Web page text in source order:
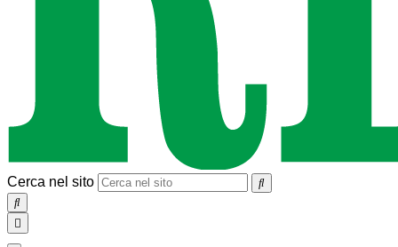
Cerca nel sito
SEARCH
Toggle
navigation